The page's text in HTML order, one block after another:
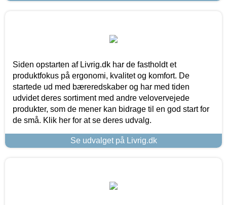
Siden opstarten af Livrig.dk har de fastholdt et
produktfokus på ergonomi, kvalitet og komfort. De
startede ud med bæreredskaber og har med tiden
udvidet deres sortiment med andre velovervejede
produkter, som de mener kan bidrage til en god start for
de små. Klik her for at se deres udvalg.
Se udvalget på Livrig.dk